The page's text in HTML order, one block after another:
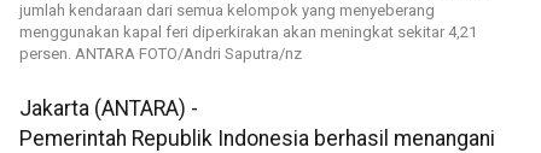
jumlah kendaraan dari semua kelompok yang menyeberang
menggunakan kapal feri diperkirakan akan meningkat sekitar 4,21
persen. ANTARA FOTO/Andri Saputra/nz
Jakarta (ANTARA) -
Pemerintah Republik Indonesia berhasil menangani